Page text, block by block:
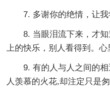
7. 多谢你的绝情，让我
8. 当眼泪流下来，才知
上的快乐，别人看得到。
9. 有的人与人之间的相
人羡慕的火花,却注定只是